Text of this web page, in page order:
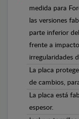
medida para
las versiones
parte inferior
frente a
irregularidades
La placa
de cambios,
La placa está
espesor.